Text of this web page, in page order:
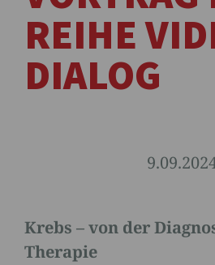
REIHE
DIALOG
Krebs – von der
Therapie